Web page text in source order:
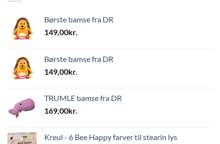
Børste bamse fra DR
149,00kr.
Børste bamse fra DR
149,00kr.
TRUMLE bamse fra DR
169,00kr.
Kreul - 6 Bee Happy farver til stearin lys